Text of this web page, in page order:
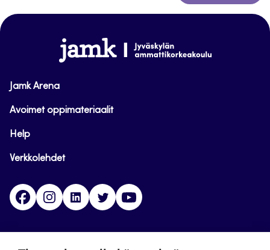
takaisin
www.jamk.fi
Jamk Arena
Avoimet oppimateriaalit
Help
Verkkolehdet
FacebookInstagramLinkedinTwitter